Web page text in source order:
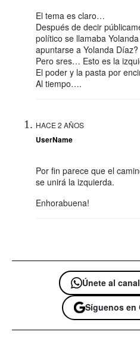
El tema es claro…
Después de decir
político se llamaba
apuntarse a Yolanda Díaz?
Pero sres… Esto es la
El poder y la pasta por
Al tiempo….
HACE 2 AÑOS
UserName
Por fin parece que el
se unirá la izquierda.
Enhorabuena!
Únete al
Síguenos en